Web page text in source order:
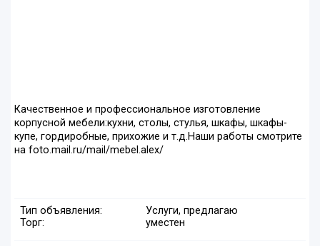
Качественное и профессиональное изготовление
корпусной мебели:кухни, столы, стулья, шкафы, шкафы-
купе, гордиробные, прихожие и т.д.Наши работы смотрите
на foto.mail.ru/mail/mebel.alex/
Тип объявления:
Услуги, предлагаю
Торг:
уместен